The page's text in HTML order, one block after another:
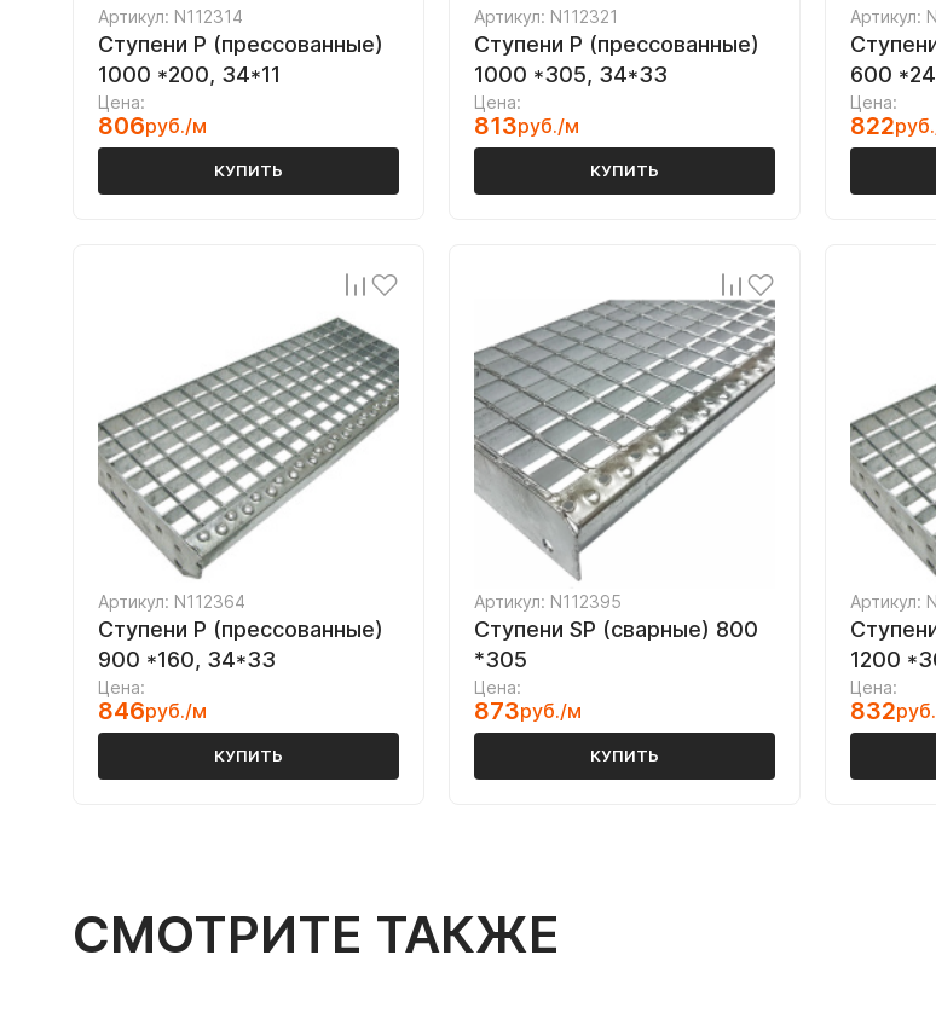
Артикул: N112314
Ступени P (прессованные)
1000 *200, 34*11
Цена:
806руб./м
КУПИТЬ
Артикул: N112321
Ступени P (прессованные)
1000 *305, 34*33
Цена:
813руб./м
КУПИТЬ
Артикул:
600
Цена:
822
Артикул: N112364
Ступени P (прессованные)
900 *160, 34*33
Цена:
846руб./м
КУПИТЬ
Артикул: N112395
Ступени SP (сварные) 800
*305
Цена:
873руб./м
КУПИТЬ
Артикул:
1200
Цена:
832
СМОТРИТЕ ТАКЖЕ